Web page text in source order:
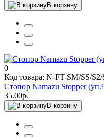
В корзину
0
Код товара: N-FT-SM/SS/
Стопор Namazu Stopper
35.00р.
В корзину